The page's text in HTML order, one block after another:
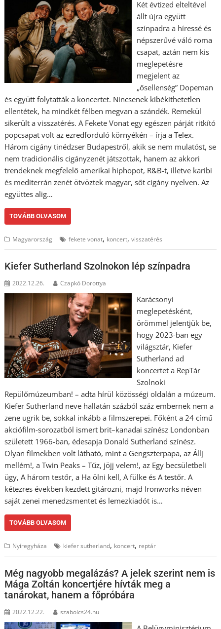
Két évtized elteltével
állt újra együtt
színpadra a híressé és
népszerűvé váló roma
csapat, aztán nem kis
meglepetésre
megjelent az
„ősellenség” Dopeman
és együtt folytatták a koncertet. Nincsenek kibékíthetetlen
ellentétek, ha mindkét félben megvan a szándék. Remekül
sikerült a visszatérés. A Fekete Vonat egy egészen párját ritkító
popcsapat volt az ezredforduló környékén – írja a Telex.
Három cigány tinédzser Budapestről, akik se nem mulatóst, se
nem tradicionális cigányzenét játszottak, hanem az akkori
trendeknek megfelelő amerikai hiphopot, R&B-t, illetve karibi
és mediterrán zenét ötvöztek magyar, sőt cigány nyelven. Az
együttes alig…
TOVÁBB OLVASOM
Magyarország fekete vonat, koncert,visszatérés
Kiefer Sutherland Szolnokon lép színpadra
2022.12.26. Czapkó Dorottya
Karácsonyi
meglepetésként,
örömmel jelentjük be,
hogy 2023-ban egy
világsztár, Kiefer
Sutherland ad
koncertet a RepTár
Szolnoki
Repülőmúzeumban! – adta hírül közösségi oldalán a múzeum.
Kiefer Sutherland neve hallatán százból száz embernek nem a
zene ugrik be, sokkal inkább a filmszerepei. Főként a 24 című
akciófilm-sorozatból ismert brit–kanadai színész Londonban
született 1966-ban, édesapja Donald Sutherland színész.
Olyan filmekben volt látható, mint a Gengszterpapa, az Állj
mellém!, a Twin Peaks – Tűz, jöjj velem!, az Egy becsületbeli
ügy, A három testőr, a Ha ölni kell, A fülke és A testőr. A
kétezres években kezdett gitározni, majd Ironworks néven
saját zenei menedzsmentet és lemezkiadót is…
TOVÁBB OLVASOM
Nyíregyháza kiefer sutherland, koncert, reptár
Még nagyobb megalázás? A jelek szerint nem is
Mága Zoltán koncertjére hívták meg a
tanárokat, hanem a főpróbára
2022.12.22. szabolcs24.hu